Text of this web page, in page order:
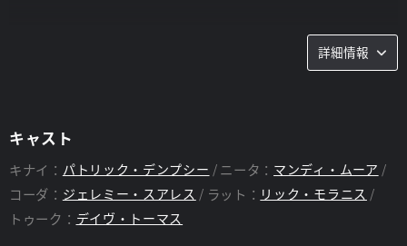
詳細情報
キャスト
キナイ： パトリック・デンプシー ニータ： マンディ・ムーア
コーダ： ジェレミー・スアレス ラット： リック・モラニス
トゥーク： デイヴ・トーマス